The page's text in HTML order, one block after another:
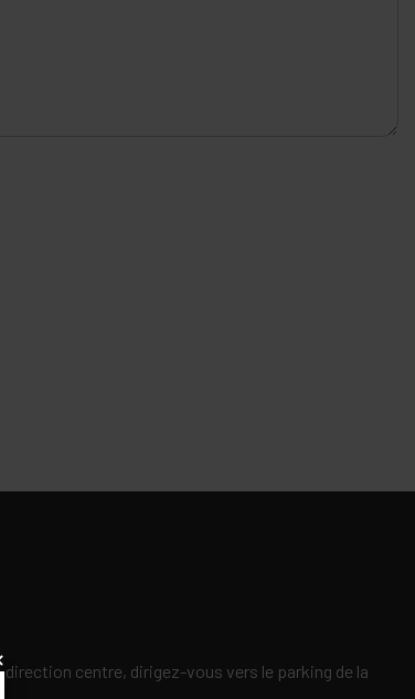
centre, dirigez-vous vers le parking de la